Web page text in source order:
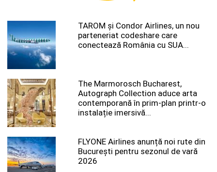
TAROM şi Condor Airlines, un nou
parteneriat codeshare care
conectează România cu SUA...
The Marmorosch Bucharest,
Autograph Collection aduce arta
contemporană în prim-plan printr-o
instalație imersivă...
FLYONE Airlines anunță noi rute din
București pentru sezonul de vară
2026